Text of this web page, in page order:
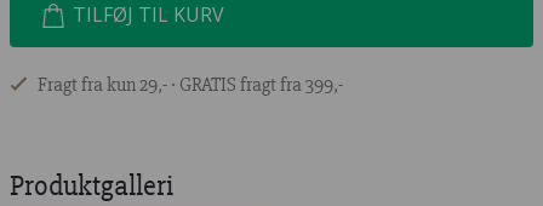
TILFØJ TIL KURV
Fragt fra kun 29,- ∙ GRATIS fragt fra 399,-
Produktgalleri